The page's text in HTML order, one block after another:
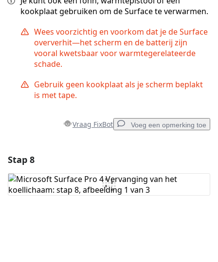
kookplaat gebruiken om de Surface te verwarmen.
Wees voorzichtig en voorkom dat je de Surface
oververhit—het scherm en de batterij zijn
vooral kwetsbaar voor warmtegerelateerde
schade.
Gebruik geen kookplaat als je scherm beplakt
is met tape.
Vraag FixBot Voeg een opmerking toe
Voeg opmerking toe
Stap 8